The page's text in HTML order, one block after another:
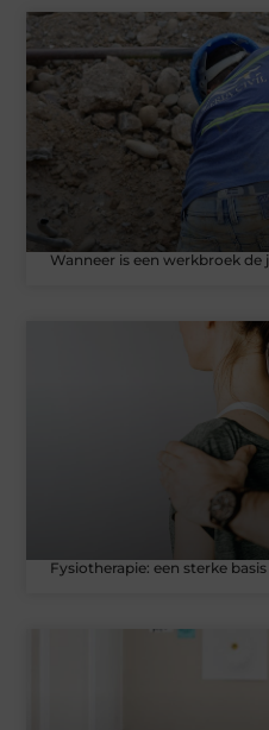
Wanneer is een werkbroek de
Fysiotherapie: een sterke